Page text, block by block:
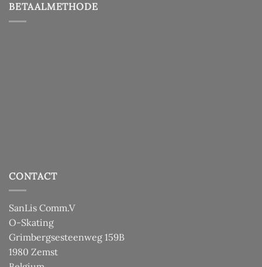
BETAALMETHODE
CONTACT
SanLis Comm.V
O-Skating
Grimbergsesteenweg 159B
1980 Zemst